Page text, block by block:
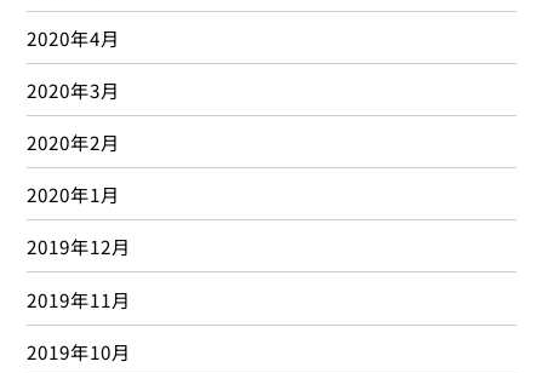
2020年4月
2020年3月
2020年2月
2020年1月
2019年12月
2019年11月
2019年10月